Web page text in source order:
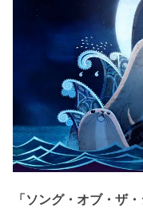
「ソング・オブ・ザ